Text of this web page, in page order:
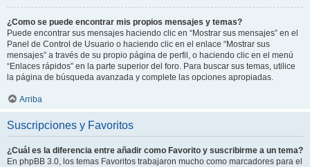
¿Como se puede encontrar mis propios mensajes y temas?
Puede encontrar sus mensajes haciendo clic en “Mostrar sus mensajes” en el
Panel de Control de Usuario o haciendo clic en el enlace “Mostrar sus
mensajes” a través de su propio página de perfil, o haciendo clic en el menú
“Enlaces rápidos” en la parte superior del foro. Para buscar sus temas, utilice
la página de búsqueda avanzada y complete las opciones apropiadas.
Arriba
Suscripciones y Favoritos
¿Cuál es la diferencia entre añadir como Favorito y suscribirme a un tema?
En phpBB 3.0, los temas Favoritos trabajaron mucho como marcadores para el